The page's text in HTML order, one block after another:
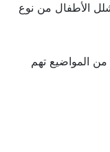
الأطفال من نوع
من المواضيع تهم